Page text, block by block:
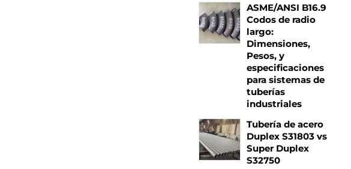
ASME/ANSI B16.9
Codos de radio
largo:
Dimensiones,
Pesos, y
especificaciones
para sistemas de
tuberías
industriales
Tubería de acero
Duplex S31803 vs
Super Duplex
S32750